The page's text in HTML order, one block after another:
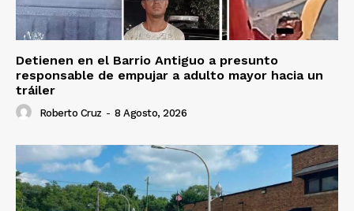
Detienen en el Barrio Antiguo a presunto
responsable de empujar a adulto mayor hacia un
tráiler
Roberto Cruz - 8 Agosto, 2026